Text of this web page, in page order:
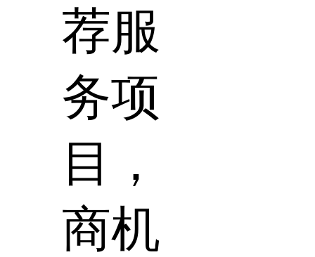
荐服
务项
目，
商机